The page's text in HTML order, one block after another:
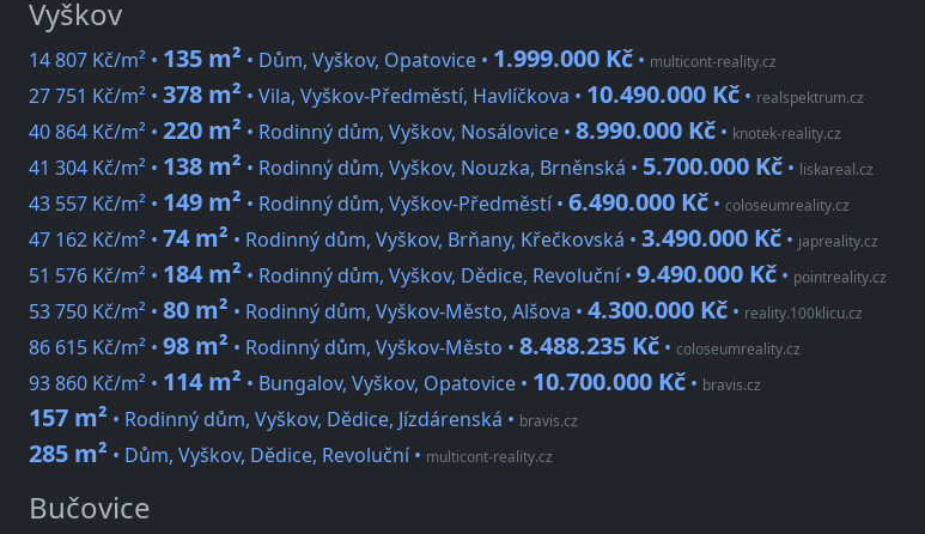
Vyškov
14 807 Kč/m² • 135 m² • Dům, Vyškov, Opatovice • 1.999.000 Kč • multicont-reality.cz
27 751 Kč/m² • 378 m² • Vila, Vyškov-Předměstí, Havlíčkova • 10.490.000 Kč • realspektrum.cz
40 864 Kč/m² • 220 m² • Rodinný dům, Vyškov, Nosálovice • 8.990.000 Kč • knotek-reality.cz
41 304 Kč/m² • 138 m² • Rodinný dům, Vyškov, Nouzka, Brněnská • 5.700.000 Kč • liskareal.cz
43 557 Kč/m² • 149 m² • Rodinný dům, Vyškov-Předměstí • 6.490.000 Kč • coloseumreality.cz
47 162 Kč/m² • 74 m² • Rodinný dům, Vyškov, Brňany, Křečkovská • 3.490.000 Kč • japreality.cz
51 576 Kč/m² • 184 m² • Rodinný dům, Vyškov, Dědice, Revoluční • 9.490.000 Kč • pointreality.cz
53 750 Kč/m² • 80 m² • Rodinný dům, Vyškov-Město, Alšova • 4.300.000 Kč • reality.100klicu.cz
86 615 Kč/m² • 98 m² • Rodinný dům, Vyškov-Město • 8.488.235 Kč • coloseumreality.cz
93 860 Kč/m² • 114 m² • Bungalov, Vyškov, Opatovice • 10.700.000 Kč • bravis.cz
157 m² • Rodinný dům, Vyškov, Dědice, Jízdárenská • bravis.cz
285 m² • Dům, Vyškov, Dědice, Revoluční• multicont-reality.cz
Bučovice